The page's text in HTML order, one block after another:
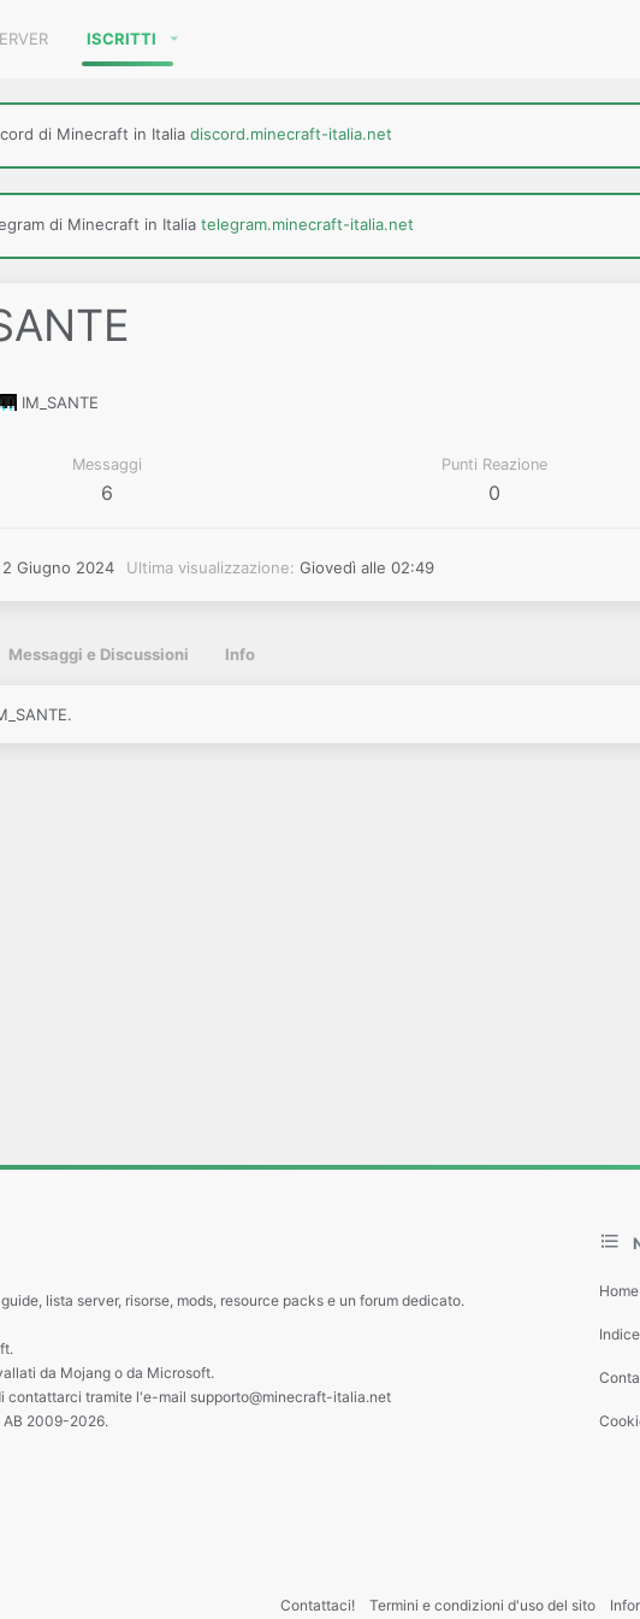
ISCRITTI
di Minecraft in Italia discord.minecraft-italia.net
di Minecraft in Italia telegram.minecraft-italia.net
IM_SANTE
Messaggi
6
Punti Reazione
0
2 Giugno 2024 Ultima visualizzazione Giovedì alle 02:49
Messaggi e Discussioni Info
lista server, risorse, mods, resource packs e un forum dedicato.
da Mojang o da Microsoft.
contattarci tramite l'e-mail supporto@minecraft-italia.net
2009-2026.
Home
Contattaci! Termini e condizioni d'uso del sito